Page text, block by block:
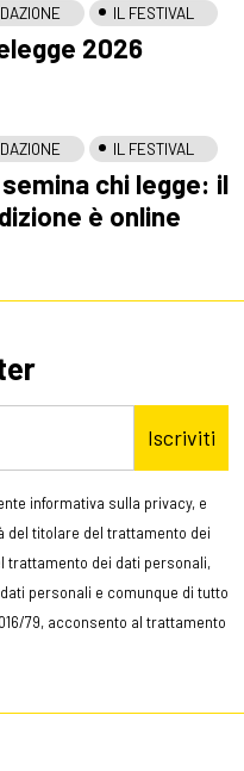
IL FESTIVAL
2026
IL FESTIVAL
chi legge: il
è online
Iscriviti
informativa sulla privacy, e
del titolare del trattamento dei
trattamento dei dati personali,
personali e comunque di tutto
79, acconsento al trattamento